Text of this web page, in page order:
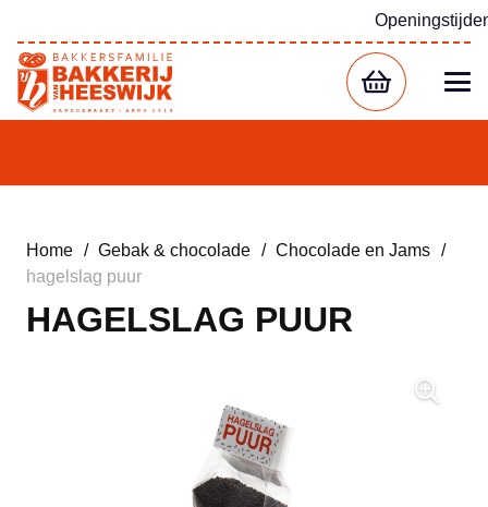
Home / Gebak & chocolade / Chocolade en Jams /
hagelslag puur
HAGELSLAG PUUR